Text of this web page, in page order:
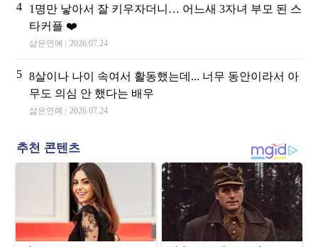
4
1명만 낳아서 잘 키우자더니… 어느새 3자녀 부모 된 스
타커플 ❤️
삶은연예 2026.07.24
5 8살이나 나이 속여서 활동했는데... 너무 동안이라서 아
무도 의심 안 했다는 배우
삶은연예 2026.07.24